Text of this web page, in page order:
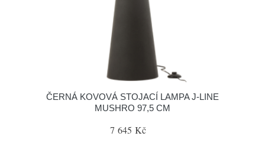
ČERNÁ KOVOVÁ STOJACÍ LAMPA J-LINE
MUSHRO 97,5 CM
7 645 Kč